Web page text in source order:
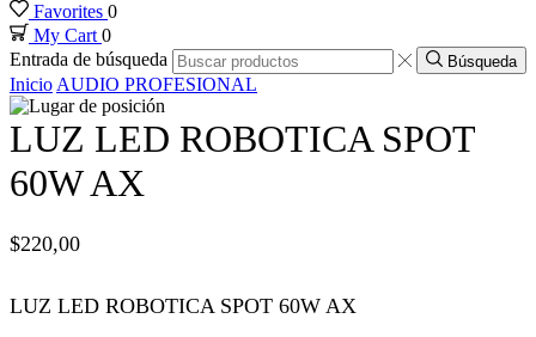
panel
panel
panel
Favorites 0
My Cart0
Entrada de búsqueda
Búsqueda
Inicio AUDIO PROFESIONAL
LUZ LED ROBOTICA SPOT
60W AX
$220,00
LUZ LED ROBOTICA SPOT 60W AX